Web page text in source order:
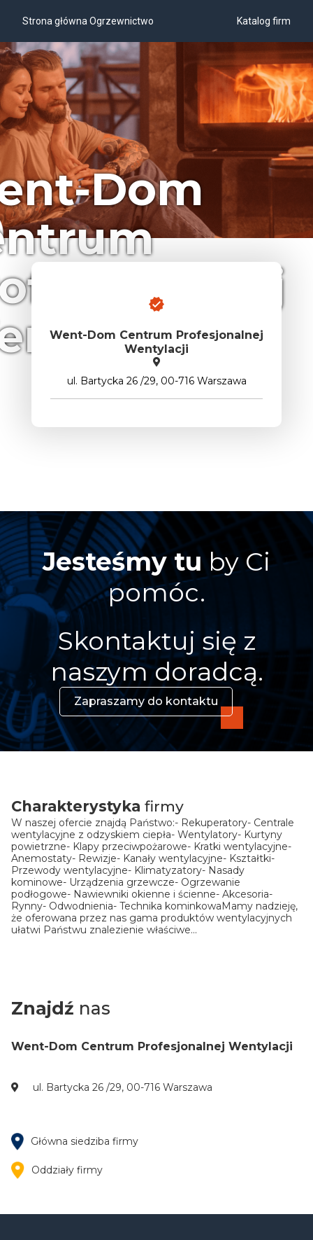
Strona główna Ogrzewnictwo Katalog firm
Dom
Went-Dom Centrum Profesjonalnej
Wentylacji
ul. Bartycka 26 /29, 00-716 Warszawa
Jesteśmy tu by Ci
pomóc.
Skontaktuj się z
naszym doradcą.
Zapraszamy do kontaktu
Charakterystyka firmy
W naszej ofercie znajdą Państwo:- Rekuperatory- Centrale
wentylacyjne z odzyskiem ciepła- Wentylatory- Kurtyny
powietrzne- Klapy przeciwpożarowe- Kratki wentylacyjne-
Anemostaty- Rewizje- Kanały wentylacyjne- Kształtki-
Przewody wentylacyjne- Klimatyzatory- Nasady
kominowe- Urządzenia grzewcze- Ogrzewanie
podłogowe- Nawiewniki okienne i ścienne- Akcesoria-
Rynny- Odwodnienia- Technika kominkowaMamy nadzieję,
że oferowana przez nas gama produktów wentylacyjnych
ułatwi Państwu znalezienie właściwe...
Znajdź nas
Went-Dom Centrum Profesjonalnej Wentylacji
ul. Bartycka 26 /29, 00-716 Warszawa
Główna siedziba firmy
Oddziały firmy